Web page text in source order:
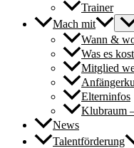
Trainer
Mach mit
Wann &
Was es
Mitglied
Elterninfos
Klubraum
News
Talentförderung